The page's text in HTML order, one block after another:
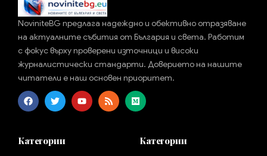
NoviniteBG предлага надеждно и обективно отразяване
на актуалните събития от България и света. Работим
с фокус върху проверени източници и високи
журналистически стандарти. Доверието на нашите
читатели е наш основен приоритет.
Категории Категории